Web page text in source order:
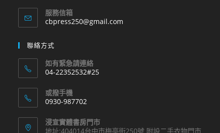
服務信箱
cbpress250@gmail.com
聯絡方式
如有緊急請連絡
04-22352532#25
in
your
application
或撥手機
0930-987702
in
浸宣實體書房門市
地址:404014台中市梅亭街250號 附設二手衣物門市